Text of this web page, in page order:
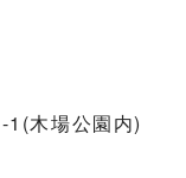
木場公園内)